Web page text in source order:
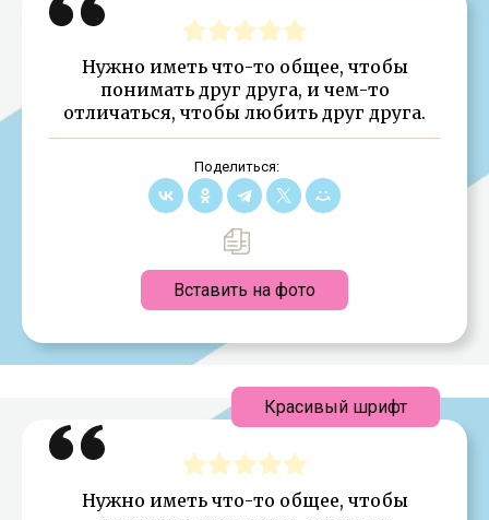
Нужно иметь что-то общее, чтобы
понимать друг друга, и чем-то
отличаться, чтобы любить друг друга.
Поделиться:
Вставить на фото
Нужно иметь что-то общее, чтобы
Красивый шрифт